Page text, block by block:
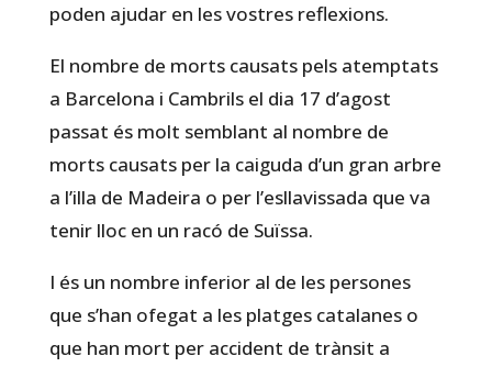
poden ajudar en les vostres reflexions.
El nombre de morts causats pels atemptats
a Barcelona i Cambrils el dia 17 d’agost
passat és molt semblant al nombre de
morts causats per la caiguda d’un gran arbre
a l’illa de Madeira o per l’esllavissada que va
tenir lloc en un racó de Suïssa.
I és un nombre inferior al de les persones
que s’han ofegat a les platges catalanes o
que han mort per accident de trànsit a